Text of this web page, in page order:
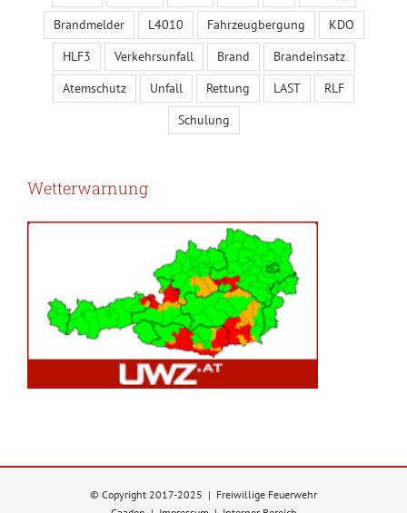
Brandmelder
L4010 Fahrzeugbergung
KDO
HLF3
Verkehrsunfall Brand
Brandeinsatz
Atemschutz
Unfall Rettung LAST
RLF
Schulung
Wetterwarnung
© Copyright 2017-2025 | Freiwillige Feuerwehr